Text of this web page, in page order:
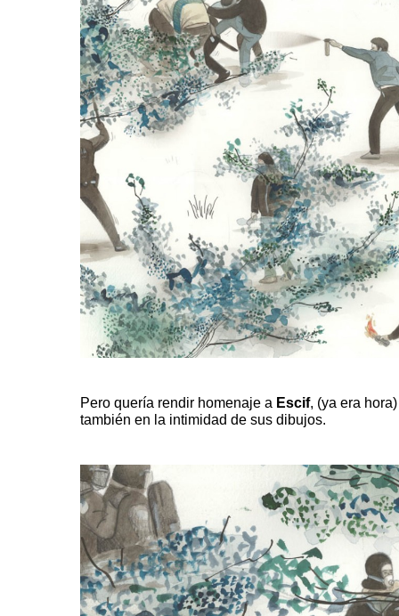
Pero quería rendir homenaje a Escif, (ya era
también en la intimidad de sus dibujos.